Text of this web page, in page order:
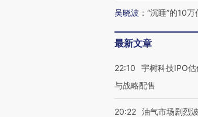
吴晓波 ： “沉睡”的10
最新文章
22:10
宇树科技IPO
与战略配售
20:22 油气市场剧烈